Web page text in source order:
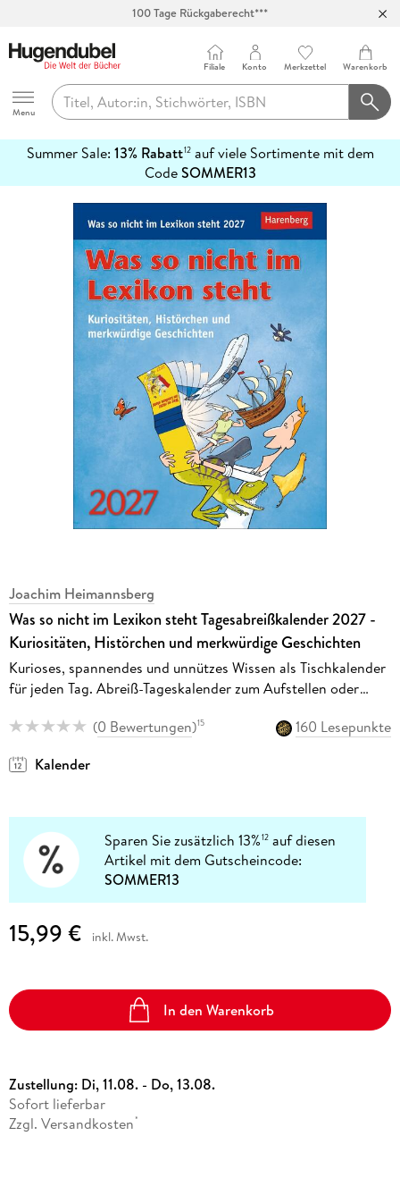
100 Tage Rückgaberecht***
Hugendubel
Menu
Filiale Konto Merkzettel Warenkorb
Summer Sale: 13% Rabatt12auf viele Sortimente mit dem
CodeSOMMER13
erfahren
Joachim Heimannsberg
Was so nicht im Lexikon steht Tagesabreißkalender 2027 -
Kuriositäten, Histörchen und merkwürdige Geschichten
Kurioses, spannendes und unnützes Wissen als Tischkalender
für jeden Tag. Abreiß-Tageskalender zum Aufstellen oder
(0 Bewertungen)15
160 Lesepunkte
Kalender
Sparen Sie zusätzlich 13%12 auf diesen
Artikel mit dem Gutscheincode:
SOMMER13
15,99 € inkl. Mwst.
In den Warenkorb
Zustellung: Di, 11.08. - Do, 13.08.
Sofort lieferbar
Zzgl. Versandkosten *